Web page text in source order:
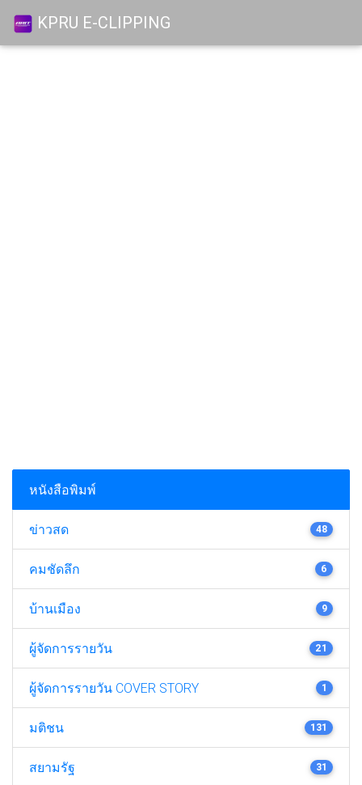
KPRU E-CLIPPING
หนังสือพิมพ์
ข่าวสด 48
คมชัดลึก 6
บ้านเมือง 9
ผู้จัดการรายวัน 21
ผู้จัดการรายวัน COVER STORY 1
มติชน 131
สยามรัฐ 31